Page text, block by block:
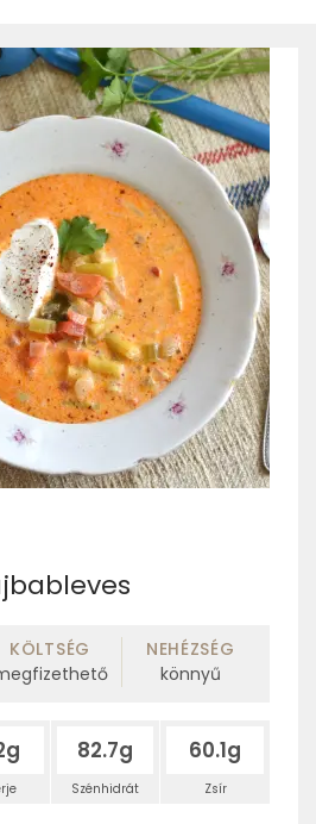
KÖLTSÉG
NEHÉZSÉG
könnyű
82.7g
Szénhidrát
60.1g
Zsír